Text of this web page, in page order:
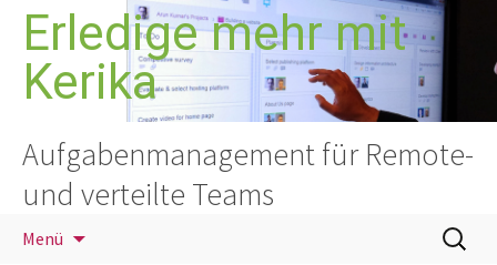
Zum
Inhalt
springen
Erledige mehr mit
Kerika
Aufgabenmanagement für Remote-
und verteilte Teams
Menü
Suchen
nach: